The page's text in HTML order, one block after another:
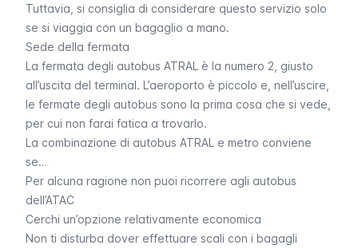
Tuttavia, si consiglia di considerare questo servizio solo
se si viaggia con un bagaglio a mano.
Sede della fermata
La fermata degli autobus ATRAL è la numero 2, giusto
all’uscita del terminal. L’aeroporto è piccolo e, nell’uscire,
le fermate degli autobus sono la prima cosa che si vede,
per cui non farai fatica a trovarlo.
La combinazione di autobus ATRAL e metro conviene
se…
Per alcuna ragione non puoi ricorrere agli autobus
dell’ATAC
Cerchi un’opzione relativamente economica
Non ti disturba dover effettuare scali con i bagagli